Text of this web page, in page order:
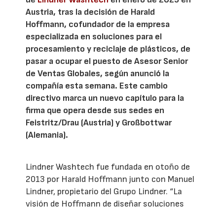
Austria, tras la decisión de Harald
Hoffmann, cofundador de la empresa
especializada en soluciones para el
procesamiento y reciclaje de plásticos, de
pasar a ocupar el puesto de Asesor Senior
de Ventas Globales, según anunció la
compañía esta semana. Este cambio
directivo marca un nuevo capítulo para la
firma que opera desde sus sedes en
Feistritz/Drau (Austria) y Großbottwar
(Alemania).
Lindner Washtech fue fundada en otoño de
2013 por Harald Hoffmann junto con Manuel
Lindner, propietario del Grupo Lindner. “La
visión de Hoffmann de diseñar soluciones